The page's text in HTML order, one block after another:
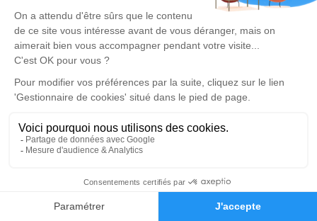
Faire-part Hommages
Cet espace privé est destiné à recueillir vos
condoléances ou le souvenir d’un moment passé.
Un service de plantation d’arbre hommage est
disponible ici
Cérémonie civile
mardi 11 juin 2024 à 10h30
Crématorium de Canet-en-Roussillon
196 Avenue de Perpignan